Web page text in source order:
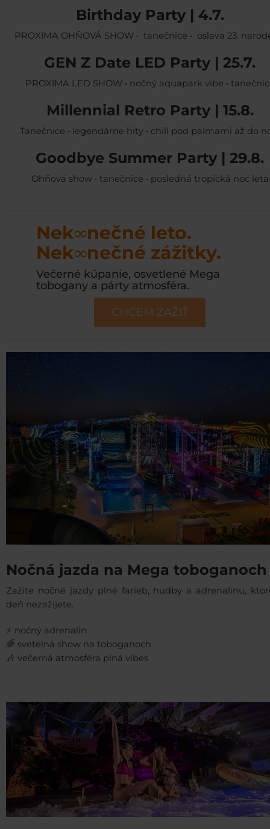
Birthday Party | 4.7.
PROXIMA OHŇOVÁ SHOW • tanečnice • oslava 23.
GEN Z Date LED Party | 25.7.
PROXIMA LED SHOW • nočný aquapark vibe •
Millennial Retro Party | 15.8.
Tanečnice • legendárne hity • chill pod palmami až do
Goodbye Summer Party | 29.8.
Ohňová show • tanečnice • posledná tropická noc leta
Nek∞nečné leto.
Nek∞nečné zážitky.
Večerné kúpanie, osvetlené Mega
tobogany a párty atmosféra.
CHCEM ZAŽIŤ
Nočná jazda na Mega toboganoch
Zažite nočné jazdy plné farieb, hudby a adrenalínu,
deň nezažijete.
⚡ nočný adrenalín
🌈 svetelná show na toboganoch
🎶 večerná atmosféra plná vibes